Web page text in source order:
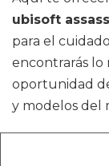
ubisoft
para el
encontrarás lo
oportunidad
y modelos del